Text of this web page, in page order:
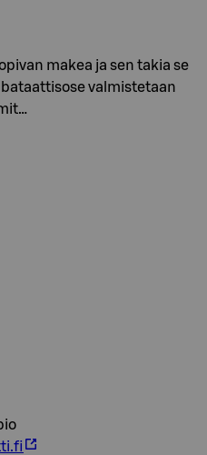
makea ja sen takia se
valmistetaan